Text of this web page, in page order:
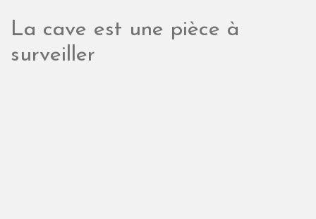
La cave est une pièce à
surveiller